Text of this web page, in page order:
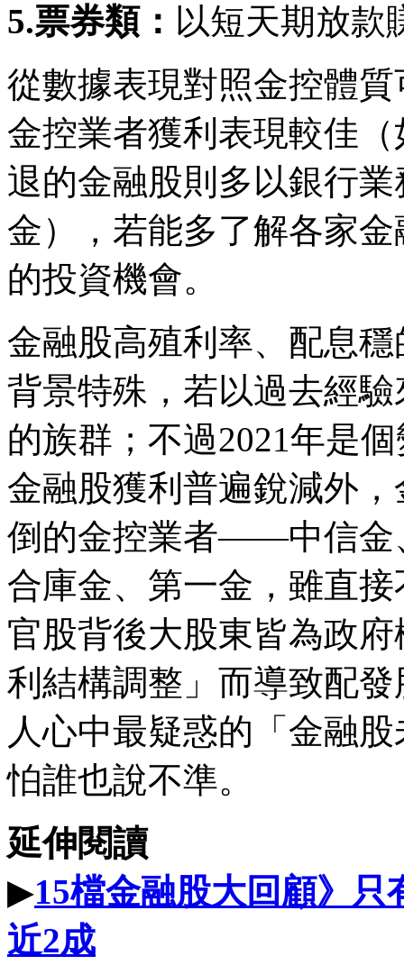
5.票券類： 以短天期放款
從數據表現對照金控體
金控業者獲利表現較佳
退的金融股則多以銀行
金），若能多了解各家
的投資機會。
金融股高殖利率、配息
背景特殊，若以過去經
的族群；不過2021年是
金融股獲利普遍銳減外
倒的金控業者——中信金
合庫金、第一金，雖直
官股背後大股東皆為政
利結構調整」而導致配
人心中最疑惑的「金融
怕誰也說不準。
延伸閱讀
▶15檔金融股大回顧》
近2成